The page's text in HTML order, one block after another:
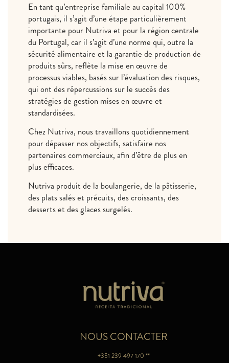
En tant qu’entreprise familiale au capital 100%
portugais, il s’agit d’une étape particulièrement
importante pour Nutriva et pour la région centrale
du Portugal, car il s’agit d’une norme qui, outre la
sécurité alimentaire et la garantie de production de
produits sûrs, reflète la mise en œuvre de
processus viables, basés sur l’évaluation des risques,
qui ont des répercussions sur le succès des
stratégies de gestion mises en œuvre et
standardisées.
Chez Nutriva, nous travaillons quotidiennement
pour dépasser nos objectifs, satisfaire nos
partenaires commerciaux, afin d’être de plus en
plus efficaces.
Nutriva produit de la boulangerie, de la pâtisserie,
des plats salés et précuits, des croissants, des
desserts et des glaces surgelés.
NOUS CONTACTER
+351 239 497 170 **